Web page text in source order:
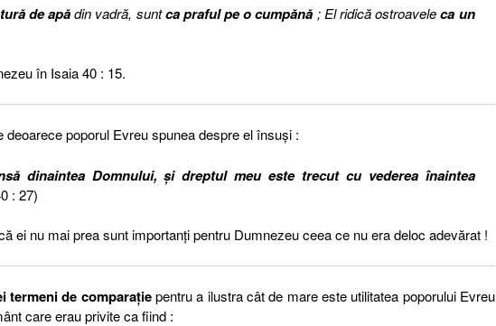
de apădin vadră, suntca praful pe o cumpănă ; El ridică ostroaveleca un
în Isaia 40 : 15.
poporul Evreu spunea despre el însuși :
dinaintea Domnului, şi dreptul meu este trecut cu vederea înaintea
: 27)
ei nu mai prea sunt importanți pentru Dumnezeu ceea ce nu era deloc adevărat !
termeni de comparațiepentru a ilustra cât de mare este utilitatea poporului Evreu
care erau privite ca fiind :